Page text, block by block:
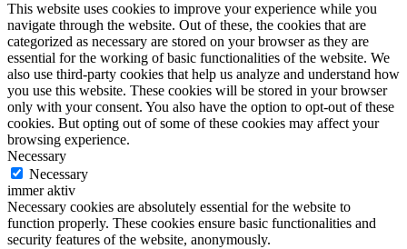
This website uses cookies to improve your experience while you
navigate through the website. Out of these, the cookies that are
categorized as necessary are stored on your browser as they are
essential for the working of basic functionalities of the website. We
also use third-party cookies that help us analyze and understand how
you use this website. These cookies will be stored in your browser
only with your consent. You also have the option to opt-out of these
cookies. But opting out of some of these cookies may affect your
browsing experience.
Necessary
Necessary
immer aktiv
Necessary cookies are absolutely essential for the website to
function properly. These cookies ensure basic functionalities and
security features of the website, anonymously.